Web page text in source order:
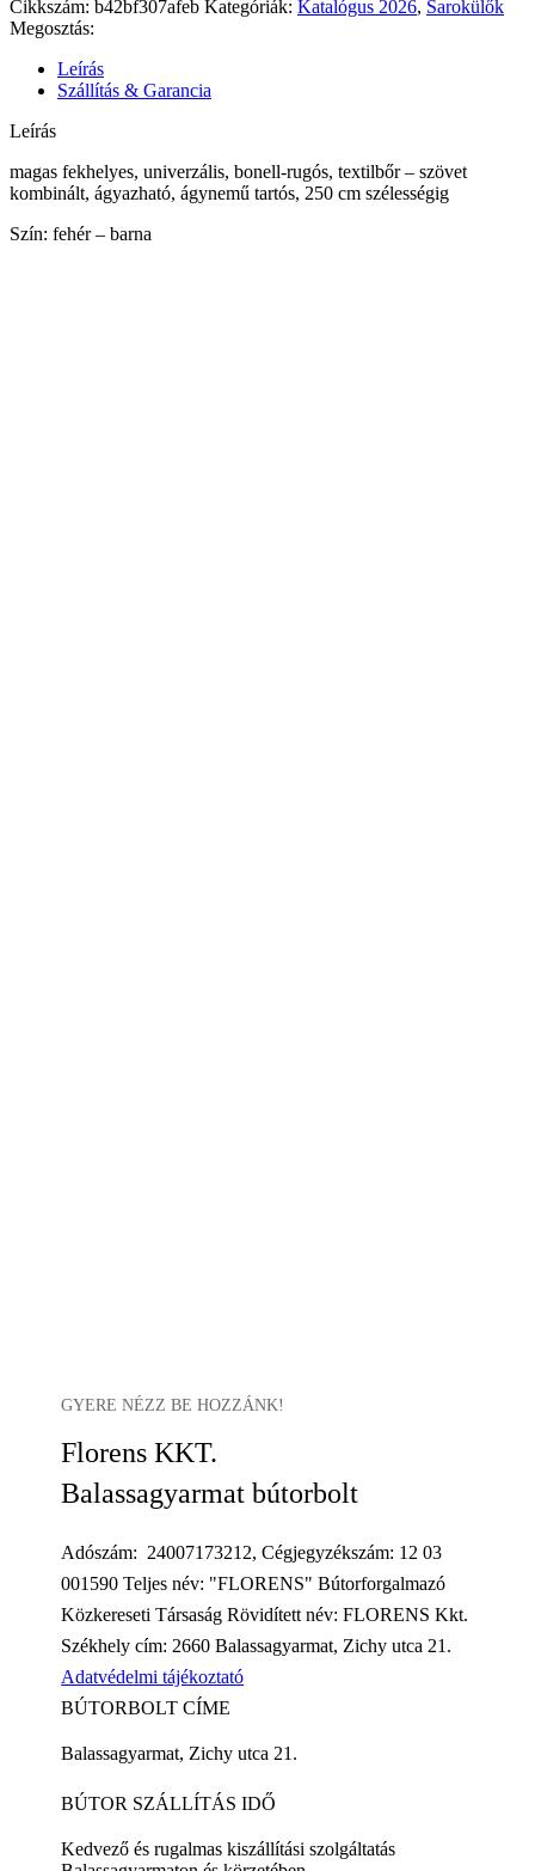
Cikkszám: b42bf307afeb Kategóriák: Katalógus 2026, Sarokülők
Megosztás:
Leírás
Szállítás & Garancia
Leírás
magas fekhelyes, univerzális, bonell-rugós, textilbőr – szövet
kombinált, ágyazható, ágynemű tartós, 250 cm szélességig
Szín: fehér – barna
GYERE NÉZZ BE HOZZÁNK!
Florens KKT.
Balassagyarmat bútorbolt
Adószám: 24007173212, Cégjegyzékszám: 12 03
001590 Teljes név: "FLORENS" Bútorforgalmazó
Közkereseti Társaság Rövidített név: FLORENS Kkt.
Székhely cím: 2660 Balassagyarmat, Zichy utca 21.
Adatvédelmi tájékoztató
BÚTORBOLT CÍME
Balassagyarmat, Zichy utca 21.
BÚTOR SZÁLLÍTÁS IDŐ
Kedvező és rugalmas kiszállítási szolgáltatás